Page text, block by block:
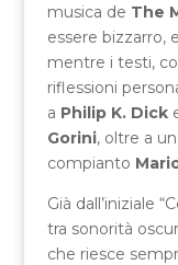
musica de The
essere bizzarro,
mentre i testi,
riflessioni
a Philip K. Dick
Gorini, oltre a
compianto
Già dall’iniziale
tra sonorità
che riesce